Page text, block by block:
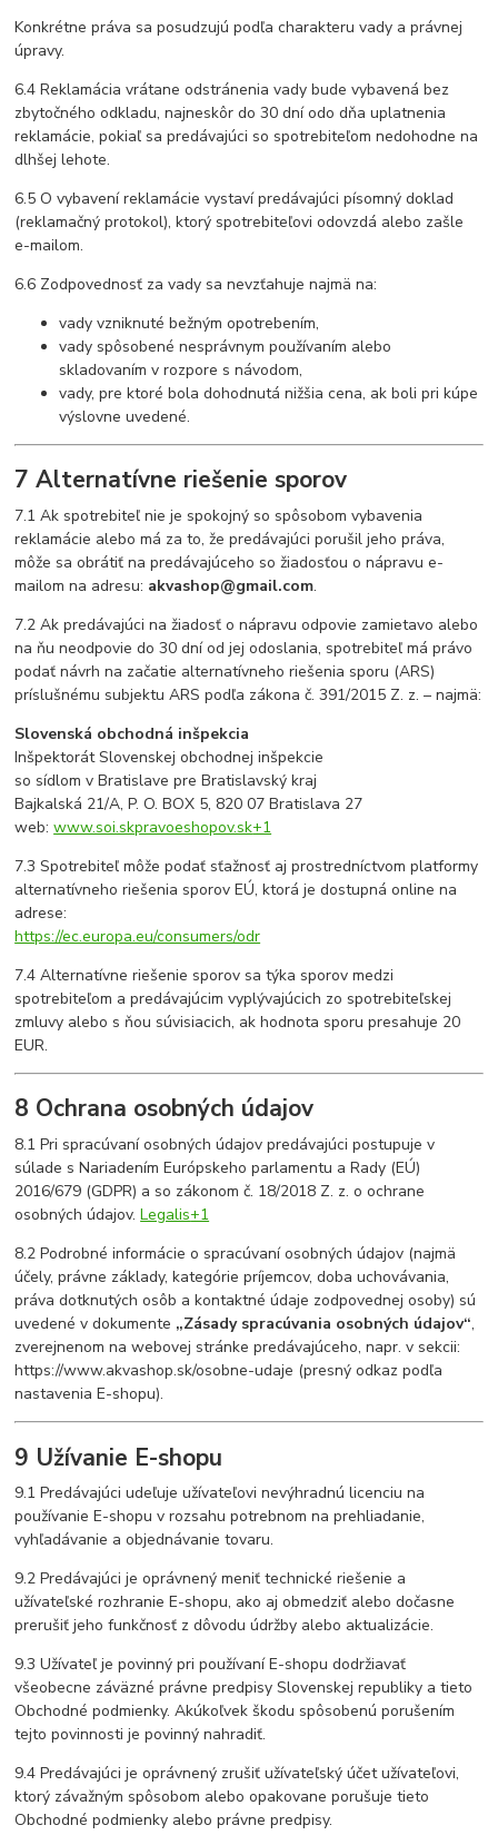
Konkrétne práva sa posudzujú podľa charakteru vady a právnej
úpravy.
6.4 Reklamácia vrátane odstránenia vady bude vybavená bez
zbytočného odkladu, najneskôr do 30 dní odo dňa uplatnenia
reklamácie, pokiaľ sa predávajúci so spotrebiteľom nedohodne na
dlhšej lehote.
6.5 O vybavení reklamácie vystaví predávajúci písomný doklad
(reklamačný protokol), ktorý spotrebiteľovi odovzdá alebo zašle
e-mailom.
6.6 Zodpovednosť za vady sa nevzťahuje najmä na:
vady vzniknuté bežným opotrebením,
vady spôsobené nesprávnym používaním alebo
skladovaním v rozpore s návodom,
vady, pre ktoré bola dohodnutá nižšia cena, ak boli pri kúpe
výslovne uvedené.
7 Alternatívne riešenie sporov
7.1 Ak spotrebiteľ nie je spokojný so spôsobom vybavenia
reklamácie alebo má za to, že predávajúci porušil jeho práva,
môže sa obrátiť na predávajúceho so žiadosťou o nápravu e-
mailom na adresu: akvashop@gmail.com.
7.2 Ak predávajúci na žiadosť o nápravu odpovie zamietavo alebo
na ňu neodpovie do 30 dní od jej odoslania, spotrebiteľ má právo
podať návrh na začatie alternatívneho riešenia sporu (ARS)
príslušnému subjektu ARS podľa zákona č. 391/2015 Z. z. – najmä:
Slovenská obchodná inšpekcia
Inšpektorát Slovenskej obchodnej inšpekcie
so sídlom v Bratislave pre Bratislavský kraj
Bajkalská 21/A, P. O. BOX 5, 820 07 Bratislava 27
web:www.soi.skpravoeshopov.sk+1
7.3 Spotrebiteľ môže podať sťažnosť aj prostredníctvom platformy
alternatívneho riešenia sporov EÚ, ktorá je dostupná online na
adrese:
https://ec.europa.eu/consumers/odr
7.4 Alternatívne riešenie sporov sa týka sporov medzi
spotrebiteľom a predávajúcim vyplývajúcich zo spotrebiteľskej
zmluvy alebo s ňou súvisiacich, ak hodnota sporu presahuje 20
EUR.
8 Ochrana osobných údajov
8.1 Pri spracúvaní osobných údajov predávajúci postupuje v
súlade s Nariadením Európskeho parlamentu a Rady (EÚ)
2016/679 (GDPR) a so zákonom č. 18/2018 Z. z. o ochrane
osobných údajov.Legalis+1
8.2 Podrobné informácie o spracúvaní osobných údajov (najmä
účely, právne základy, kategórie príjemcov, doba uchovávania,
práva dotknutých osôb a kontaktné údaje zodpovednej osoby) sú
uvedené v dokumente „Zásady spracúvania osobných údajov“,
zverejnenom na webovej stránke predávajúceho, napr. v sekcii:
https://www.akvashop.sk/osobne-udaje (presný odkaz podľa
nastavenia E-shopu).
9 Užívanie E-shopu
9.1 Predávajúci udeľuje užívateľovi nevýhradnú licenciu na
používanie E-shopu v rozsahu potrebnom na prehliadanie,
vyhľadávanie a objednávanie tovaru.
9.2 Predávajúci je oprávnený meniť technické riešenie a
užívateľské rozhranie E-shopu, ako aj obmedziť alebo dočasne
prerušiť jeho funkčnosť z dôvodu údržby alebo aktualizácie.
9.3 Užívateľ je povinný pri používaní E-shopu dodržiavať
všeobecne záväzné právne predpisy Slovenskej republiky a tieto
Obchodné podmienky. Akúkoľvek škodu spôsobenú porušením
tejto povinnosti je povinný nahradiť.
9.4 Predávajúci je oprávnený zrušiť užívateľský účet užívateľovi,
ktorý závažným spôsobom alebo opakovane porušuje tieto
Obchodné podmienky alebo právne predpisy.